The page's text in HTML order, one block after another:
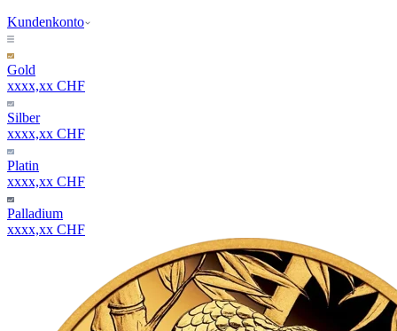
Kundenkonto
Gold
xxxx,xx CHF
Silber
xxxx,xx CHF
Platin
xxxx,xx CHF
Palladium
xxxx,xx CHF